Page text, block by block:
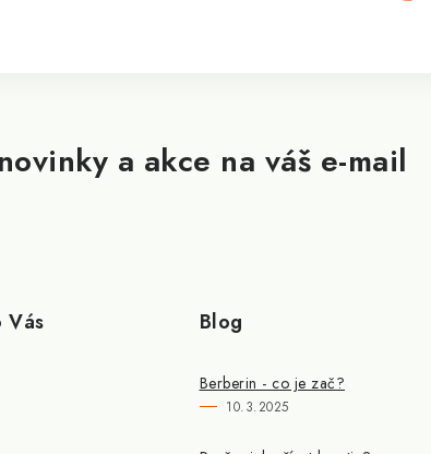
a akce na váš e-mail
Vás Blog
Berberin - co je zač?
10.3.2025